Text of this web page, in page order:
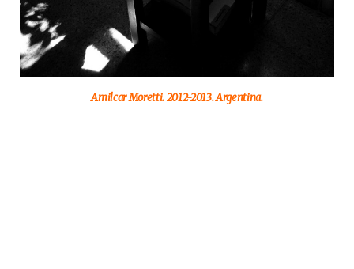
Amilcar Moretti. 2012-2013. Argentina.